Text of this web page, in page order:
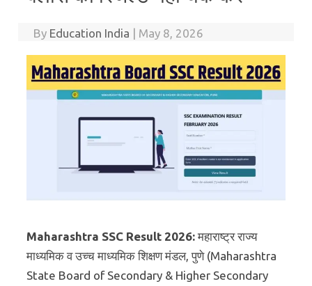
By Education India | May 8, 2026
Maharashtra SSC Result 2026:महाराष्ट्र राज्य
माध्यमिक व उच्च माध्यमिक शिक्षण मंडल, पुणे (Maharashtra
State Board of Secondary & Higher Secondary